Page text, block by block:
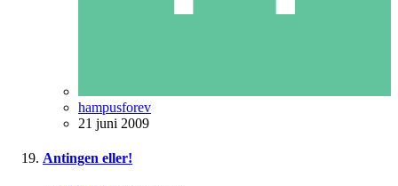
hampusforev
21 juni 2009
Antingen eller!